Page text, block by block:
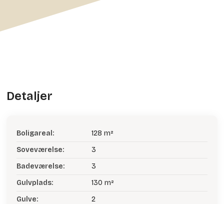
Detaljer
Boligareal:
128 m²
Soveværelse:
3
Badeværelse:
3
Gulvplads:
130 m²
Gulve:
2